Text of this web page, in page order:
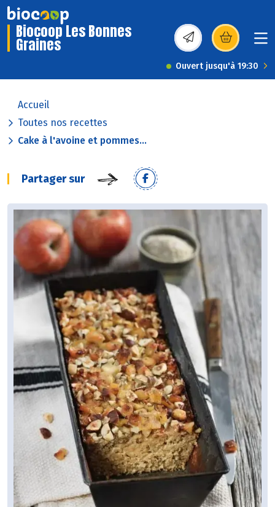
Biocoop Les Bonnes
Graines (s’ouvre dans une
Ouvert jusqu'à 19:30
Accueil
Toutes nos recettes
Cake à l'avoine et pommes...
Partager sur